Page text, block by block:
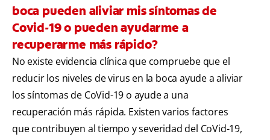
boca pueden aliviar mis síntomas de
Covid-19 o pueden ayudarme a
recuperarme más rápido?
No existe evidencia clínica que compruebe que el
reducir los niveles de virus en la boca ayude a aliviar
los síntomas de CoVid-19 o ayude a una
recuperación más rápida. Existen varios factores
que contribuyen al tiempo y severidad del CoVid-19,